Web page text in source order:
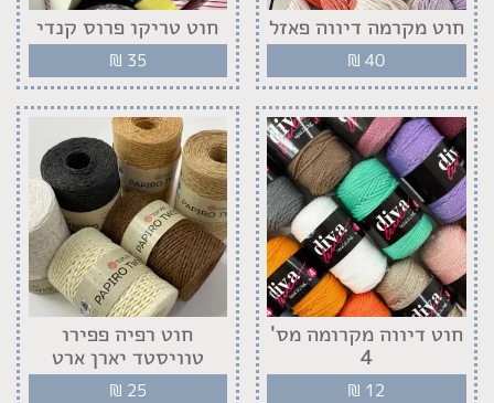
חוט מקרמה דיווה פאזל
₪ 40
חוט טריקו פרוס קנדי
₪ 35
חוט דיווה מקרומה מס'
4
₪ 12
חוט רפיה פפירו
טוויסטד יארן ארט
₪ 25